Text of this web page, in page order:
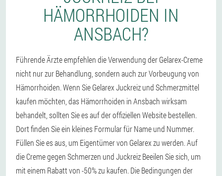
HÄMORRHOIDEN IN
ANSBACH?
Führende Ärzte empfehlen die Verwendung der Gelarex-Creme
nicht nur zur Behandlung, sondern auch zur Vorbeugung von
Hämorrhoiden. Wenn Sie Gelarex Juckreiz und Schmerzmittel
kaufen möchten, das Hämorrhoiden in Ansbach wirksam
behandelt, sollten Sie es auf der offiziellen Website bestellen.
Dort finden Sie ein kleines Formular für Name und Nummer.
Füllen Sie es aus, um Eigentümer von Gelarex zu werden. Auf
die Creme gegen Schmerzen und Juckreiz Beeilen Sie sich, um
mit einem Rabatt von -50% zu kaufen. Die Bedingungen der